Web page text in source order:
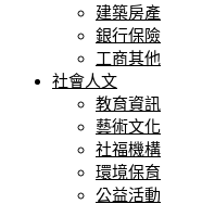
建築房產
銀行保險
工商其他
社會人文
教育資訊
藝術文化
社福機構
環境保育
公益活動